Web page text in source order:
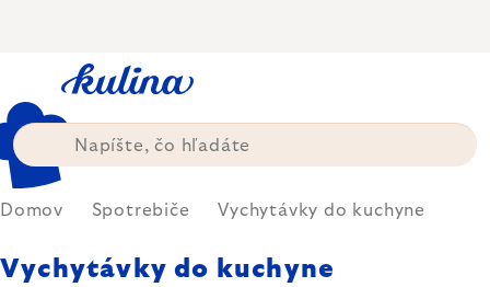
Domov Spotrebiče Vychytávky do kuchyne
Vychytávky do kuchyne